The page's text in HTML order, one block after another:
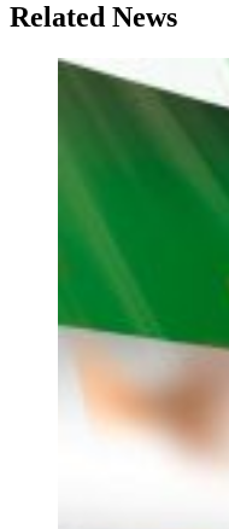
Related News